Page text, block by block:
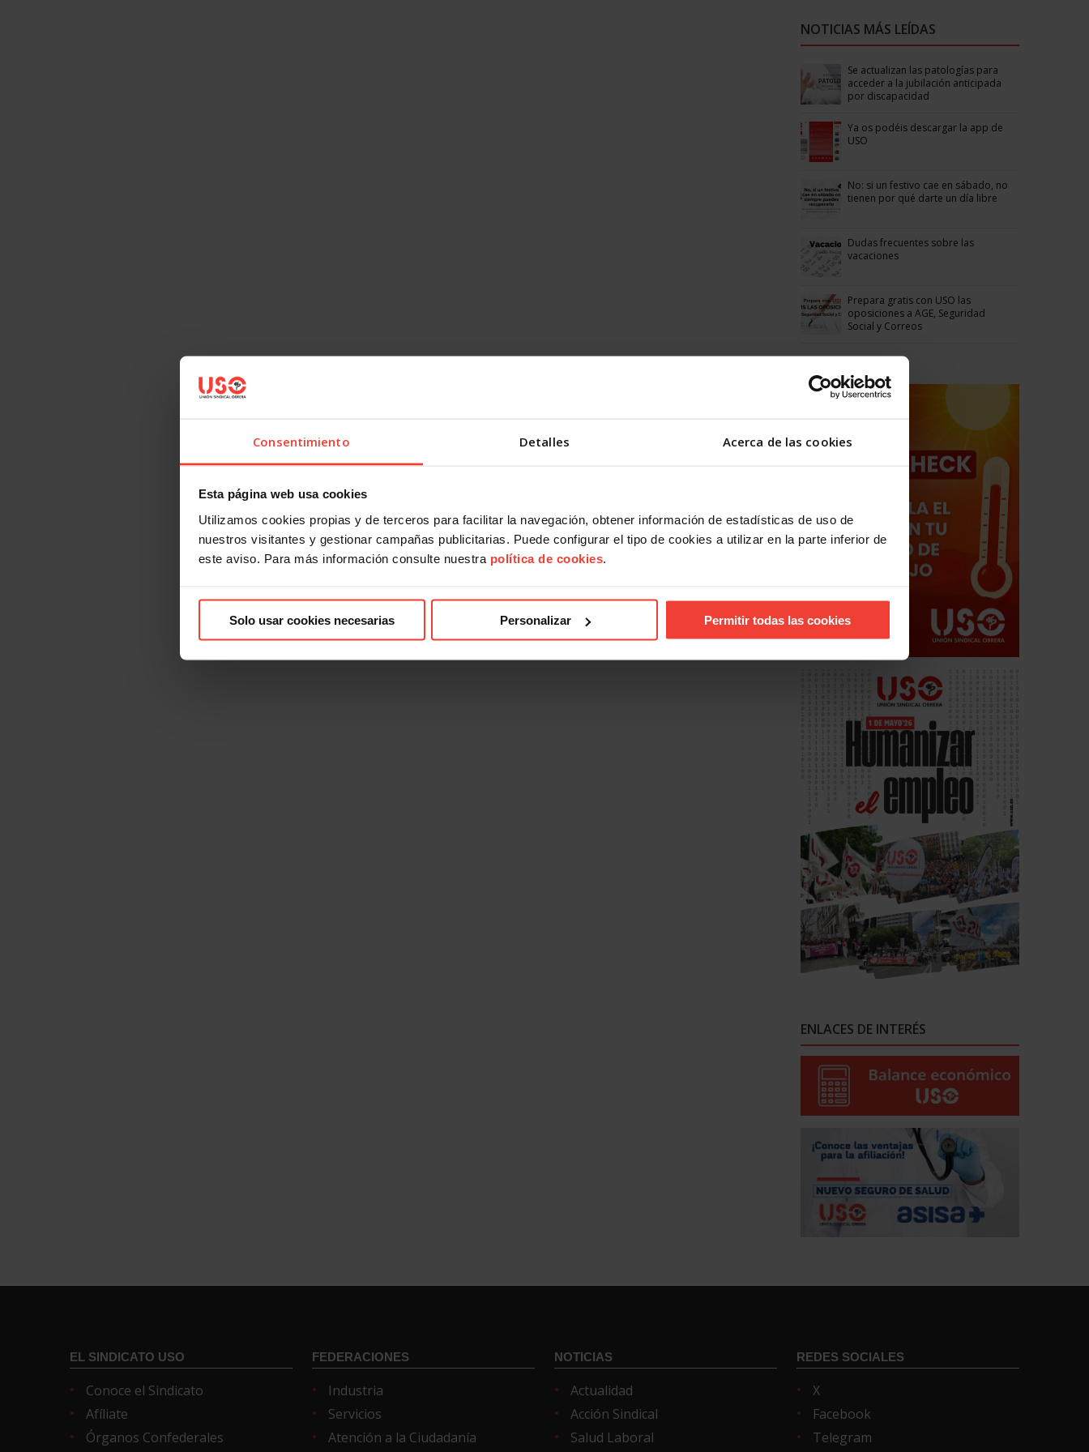
Consentimiento Detalles Acerca de las cookies
Esta página web usa cookies
Utilizamos cookies propias y de terceros para facilitar la navegación, obtener información de estadísticas de uso de
nuestros visitantes y gestionar campañas publicitarias. Puede configurar el tipo de cookies a utilizar en la parte inferior de
este aviso. Para más información consulte nuestra política de cookies.
Solo usar cookies necesarias Personalizar Permitir todas las cookies
NOTICIAS MÁS LEÍDAS
Se actualizan las patologías para
acceder a la jubilación anticipada
por discapacidad
Ya os podéis descargar la app de
USO
No: si un festivo cae en sábado, no
tienen por qué darte un día libre
Dudas frecuentes sobre las
vacaciones
Prepara gratis con USO las
oposiciones a AGE, Seguridad
Social y Correos
ENLACES DE INTERÉS
EL SINDICATO USO
Conoce el Sindicato
Afíliate
Órganos Confederales
FEDERACIONES
Industria
Servicios
Atención a la Ciudadanía
NOTICIAS
Actualidad
Acción Sindical
Salud Laboral
REDES SOCIALES
X
Facebook
Telegram